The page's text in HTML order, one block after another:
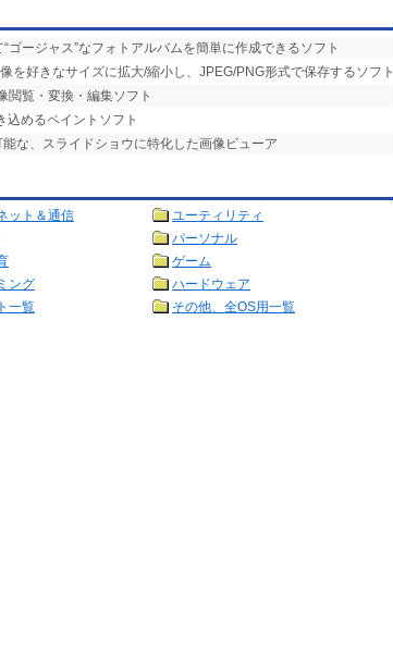
ゴージャス”なフォトアルバムを簡単に作成できるソフト
を好きなサイズに拡大/縮小し、JPEG/PNG形式で保存するソフト
閲覧・変換・編集ソフト
込めるペイントソフト
な、スライドショウに特化した画像ビューア
ット＆通信
ユーティリティ
パーソナル
ゲーム
ング
ハードウェア
一覧 その他、全OS用一覧